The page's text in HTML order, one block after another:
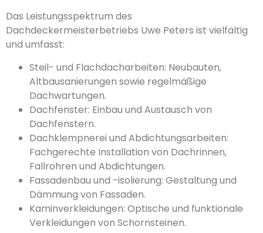
Das Leistungsspektrum des
Dachdeckermeisterbetriebs Uwe Peters ist vielfältig
und umfasst:
Steil- und Flachdacharbeiten: Neubauten,
Altbausanierungen sowie regelmäßige
Dachwartungen.
Dachfenster: Einbau und Austausch von
Dachfenstern.
Dachklempnerei und Abdichtungsarbeiten:
Fachgerechte Installation von Dachrinnen,
Fallrohren und Abdichtungen.
Fassadenbau und -isolierung: Gestaltung und
Dämmung von Fassaden.
Kaminverkleidungen: Optische und funktionale
Verkleidungen von Schornsteinen.